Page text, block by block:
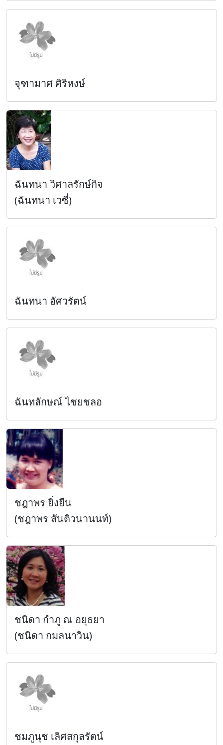
จุฑามาศ ศิริหงษ์
ฉันทนา วิศาลรักษ์กิจ
(ฉันทนา เวซี่)
ฉันทนา อัศวรัตน์
ฉันทลักษณ์ ไชยชลอ
ชฎาพร ยิ่งยืน
(ชฎาพร สันติวนานนท์)
ชนิดา กำภู ณ อยุธยา
(ชนิดา กมลนาวิน)
ชมภูนุช เลิศสกุลรัตน์